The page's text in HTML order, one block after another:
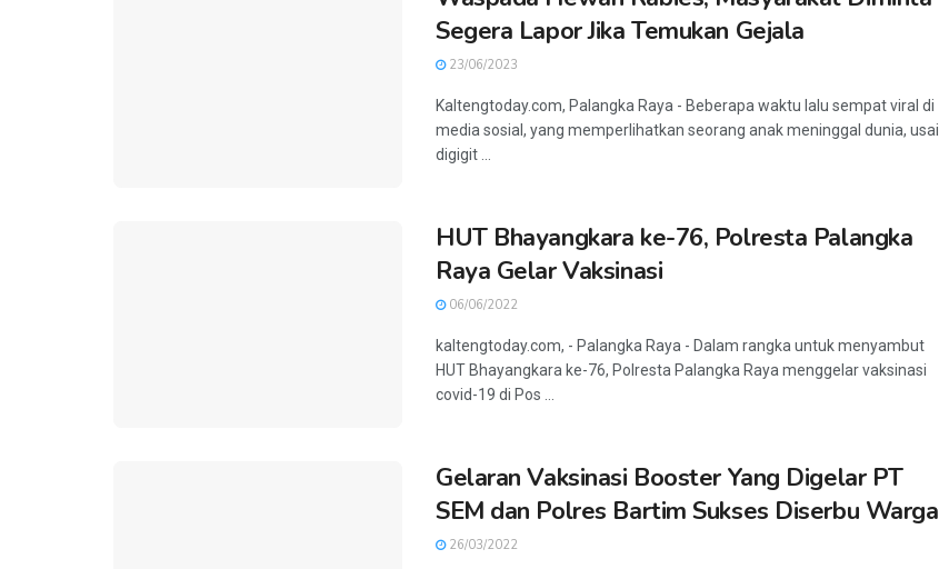
Segera Lapor Jika Temukan Gejala
23/06/2023
Kaltengtoday.com, Palangka Raya - Beberapa waktu lalu sempat viral di
media sosial, yang memperlihatkan seorang anak meninggal dunia, usai
digigit ...
HUT Bhayangkara ke-76, Polresta Palangka
Raya Gelar Vaksinasi
06/06/2022
kaltengtoday.com, - Palangka Raya - Dalam rangka untuk menyambut
HUT Bhayangkara ke-76, Polresta Palangka Raya menggelar vaksinasi
covid-19 di Pos ...
Gelaran Vaksinasi Booster Yang Digelar PT
SEM dan Polres Bartim Sukses Diserbu Warga
26/03/2022